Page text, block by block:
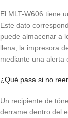
El MLT-W606 tiene
Este dato
puede almacenar a
llena, la impresora
mediante una alerta
¿Qué pasa si no
Un recipiente de
derrame dentro del